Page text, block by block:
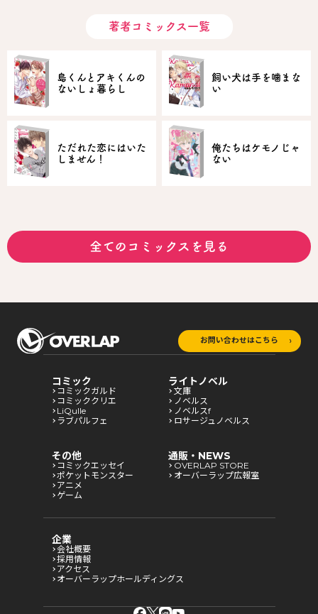
著者コミックス一覧
島くんとアキくんの
ないしょ暮らし
飼い犬は手を噛まな
い
ただれた恋にはいた
しません！
俺たちはケモノじゃ
ない
全てのコミックスを見る
お問い合わせはこちら
コミック
コミックガルド
コミッククリエ
LiQulle
ラブパルフェ
ライトノベル
文庫
ノベルス
ノベルスf
ロサージュノベルス
その他
コミックエッセイ
ポケットモンスター
アニメ
ゲーム
通販・NEWS
OVERLAP STORE
オーバーラップ広報室
企業
会社概要
採用情報
アクセス
オーバーラップホールディングス